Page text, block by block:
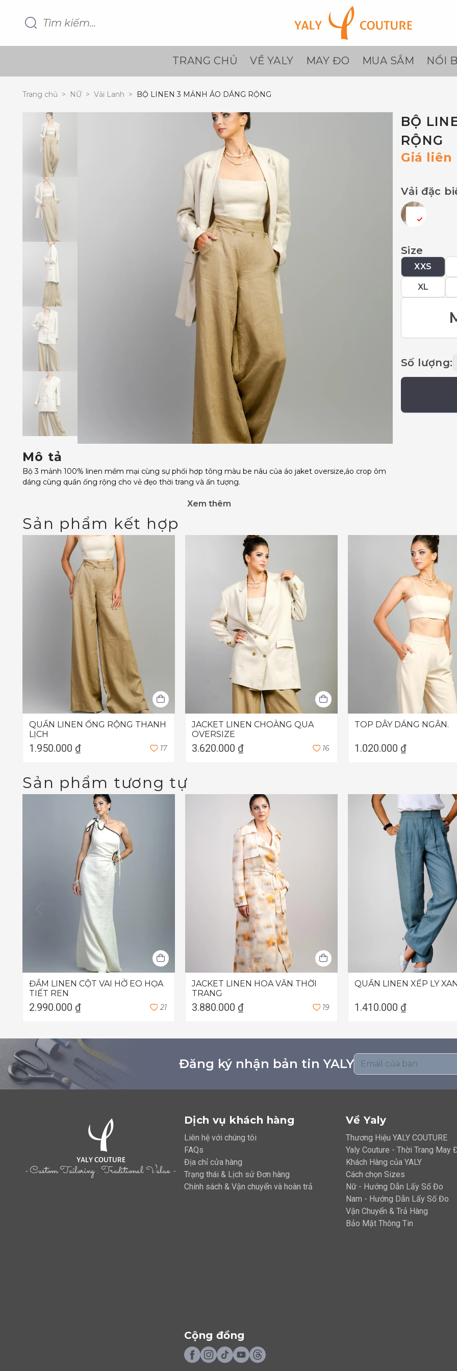
TRANG CHỦ VỀ YALY MAY ĐO MUA SẮM NỔI
Trang chủ > NỮ > Vải Lanh > BỘ LINEN 3 MẢNH ÁO DÁNG RỘNG
BỘ
RỘNG
Giá liên
Vải đặc
Size
XXS
XL
Số lượng:
Mô tả
Bộ 3 mảnh 100% linen mềm mại cùng sự phối hợp tông màu be nâu của áo jaket oversize,áo crop ôm
dáng cùng quần ống rộng cho vẻ đẹo thời trang và ấn tượng.
Xem thêm
Sản phẩm kết hợp
QUẦN LINEN ỐNG RỘNG THANH
LỊCH
1.950.000 ₫ 17
JACKET LINEN CHOÀNG QUA
OVERSIZE
3.620.000 ₫ 16
TOP DÂY DÁNG NGẮN.
1.020.000 ₫
Sản phẩm tương tự
ĐẦM LINEN CỘT VAI HỞ EO HỌA
TIẾT REN
2.990.000 ₫ 21
JACKET LINEN HOA VĂN THỜI
TRANG
3.880.000 ₫ 19
QUẦN LINEN XẾP LY
1.410.000 ₫
Đăng ký nhận bản tin YALY
- Custom Tailoring . Traditional Value -
Dịch vụ khách hàng
Liên hệ với chúng tôi
FAQs
Địa chỉ cửa hàng
Trạng thái & Lịch sử Đơn hàng
Chính sách & Vận chuyển và hoàn trả
Về Yaly
Thương Hiệu YALY COUTURE
Yaly Couture - Thời Trang May
Khách Hàng của YALY
Cách chọn Sizes
Nữ - Hướng Dẫn Lấy Số Đo
Nam - Hướng Dẫn Lấy Số Đo
Vận Chuyển & Trả Hàng
Bảo Mật Thông Tin
Cộng đồng